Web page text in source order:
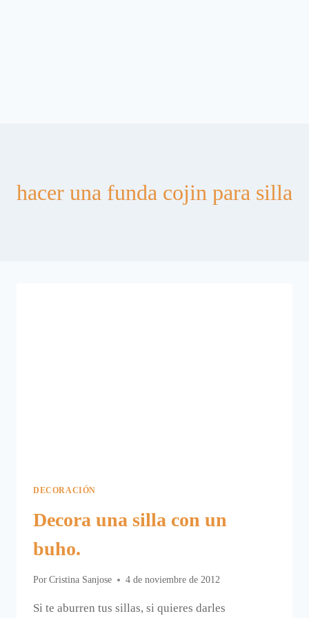
hacer una funda cojin para silla
DECORACIÓN
Decora una silla con un
buho.
Por Cristina Sanjose 4 de noviembre de 2012
Si te aburren tus sillas, si quieres darles